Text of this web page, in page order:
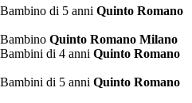
di 5 anni Quinto Romano
Quinto Romano Milano
di 4 anni Quinto Romano
di 5 anni Quinto Romano